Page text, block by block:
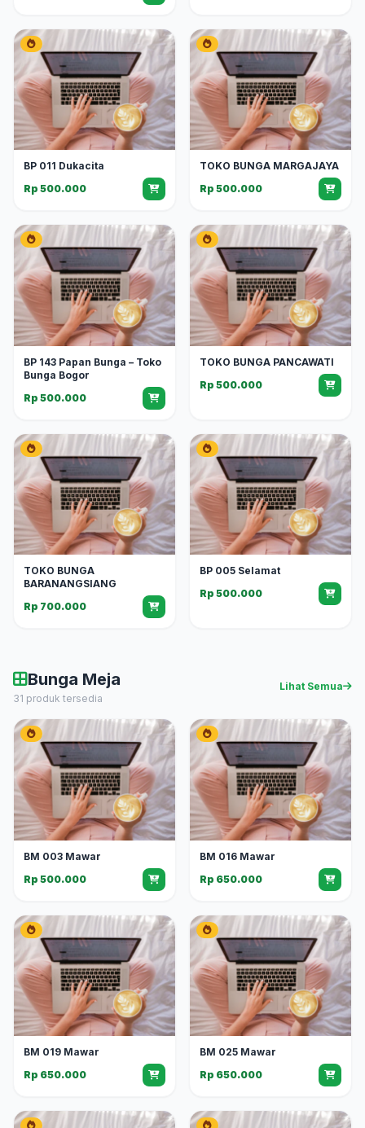
BP 011 Dukacita
Rp 500.000
TOKO BUNGA MARGAJAYA
Rp 500.000
BP 143 Papan Bunga – Toko
Bunga Bogor
Rp 500.000
TOKO BUNGA PANCAWATI
Rp 500.000
TOKO BUNGA
BARANANGSIANG
Rp 700.000
BP 005 Selamat
Rp 500.000
Bunga Meja
31 produk tersedia
Lihat Semua
BM 003 Mawar
Rp 500.000
BM 016 Mawar
Rp 650.000
BM 019 Mawar
Rp 650.000
BM 025 Mawar
Rp 650.000